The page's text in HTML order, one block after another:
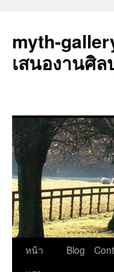
myth-
เสนองานศิ
ข้าม
หน้า
Blog